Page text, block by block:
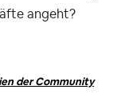
angeht?
der Community